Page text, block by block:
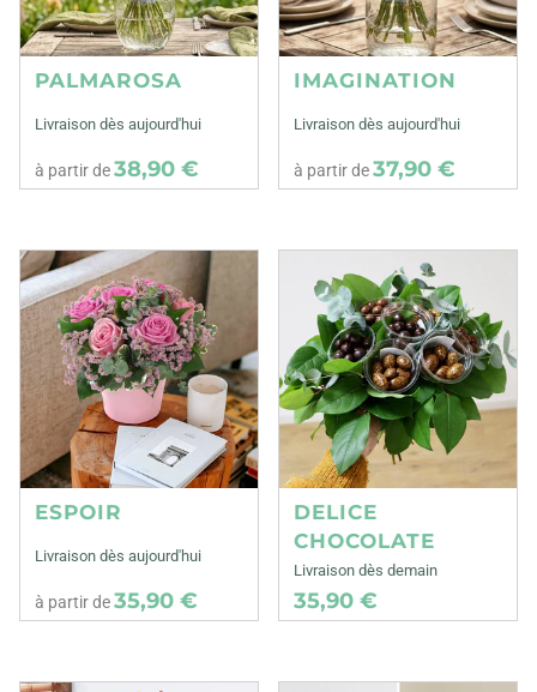
PALMAROSA
Livraison dès aujourd'hui
à partir de38,90 €
IMAGINATION
Livraison dès aujourd'hui
à partir de37,90 €
ESPOIR
Livraison dès aujourd'hui
à partir de35,90 €
DELICE
CHOCOLATE
Livraison dès demain
35,90 €